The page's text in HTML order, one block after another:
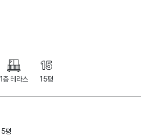
1층 테라스 15평
평